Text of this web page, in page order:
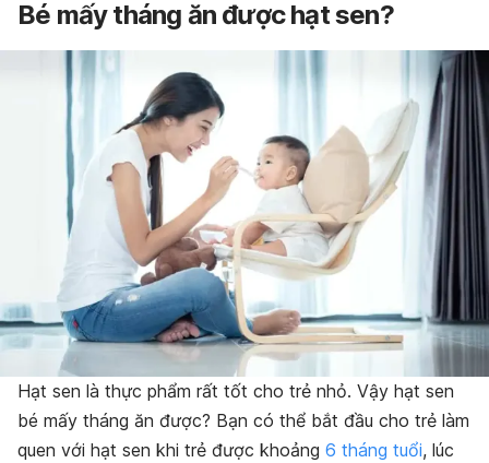
Bé mấy tháng ăn được hạt sen?
Hạt sen là thực phẩm rất tốt cho trẻ nhỏ. Vậy hạt sen
bé mấy tháng ăn được? Bạn có thể bắt đầu cho trẻ làm
quen với hạt sen khi trẻ được khoảng 6 tháng tuổi, lúc